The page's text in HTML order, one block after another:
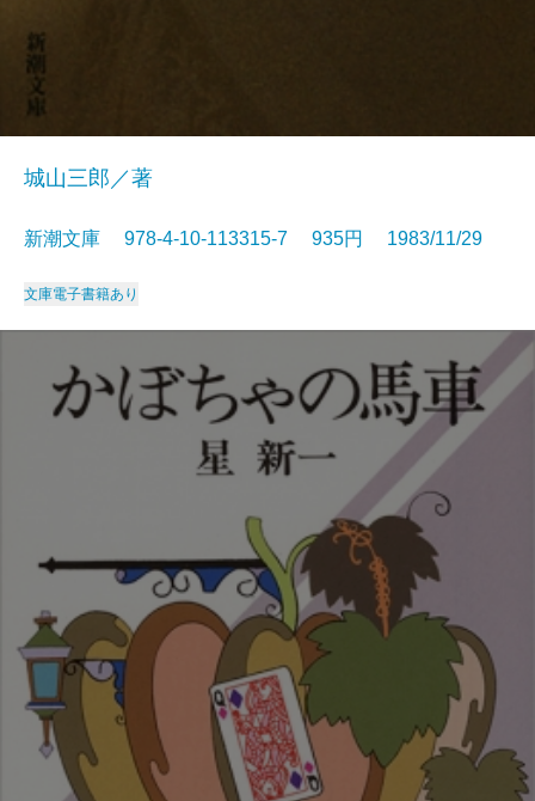
城山三郎／著
新潮文庫 978-4-10-113315-7 935円 1983/11/29
文庫電子書籍あり